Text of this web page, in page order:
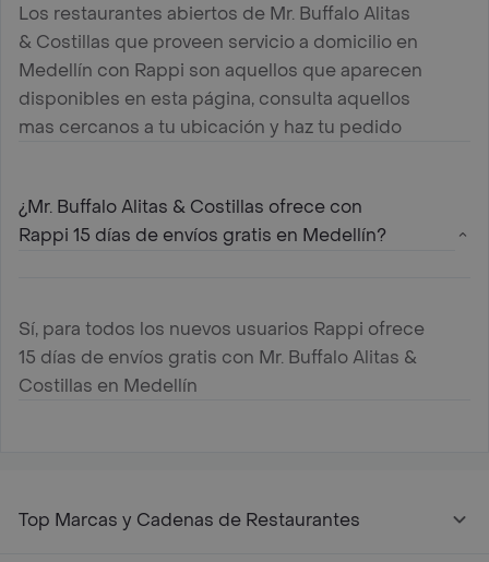
Los restaurantes abiertos de Mr. Buffalo Alitas
& Costillas que proveen servicio a domicilio en
Medellín con Rappi son aquellos que aparecen
disponibles en esta página, consulta aquellos
mas cercanos a tu ubicación y haz tu pedido
¿Mr. Buffalo Alitas & Costillas ofrece con
Rappi 15 días de envíos gratis en Medellín?
Sí, para todos los nuevos usuarios Rappi ofrece
15 días de envíos gratis con Mr. Buffalo Alitas &
Costillas en Medellín
Top Marcas y Cadenas de Restaurantes